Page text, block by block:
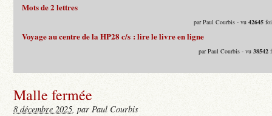
Mots de 2 lettres
par Paul Courbis - vu42645
Voyage au centre de la HP28 c/s : lire le livre en ligne
par Paul Courbis - vu38542
Malle fermée
8 décembre 2025, par Paul Courbis